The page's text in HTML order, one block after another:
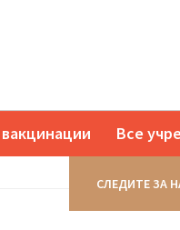
Все
СЛЕДИТЕ ЗА